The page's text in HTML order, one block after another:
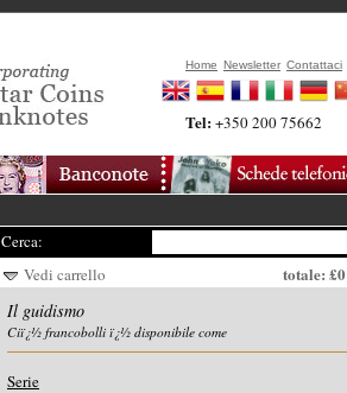
Home Newsletter Contattaci
Tel:+350 200 75662
Cerca:
Vedi carrello
totale: £0
Il guidismo
Ciï¿½ francobolli ï¿½ disponibile come
Serie